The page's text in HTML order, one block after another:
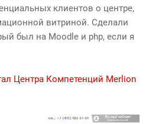
клиентов о центре,
витриной. Сделали
был на Moodle и php, если я
Центра Компетенций Merlion